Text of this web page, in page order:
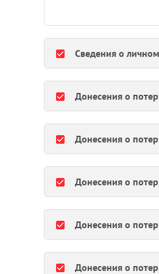
Сведения о
Донесения о
Донесения о
Донесения о
Донесения о
Донесения о